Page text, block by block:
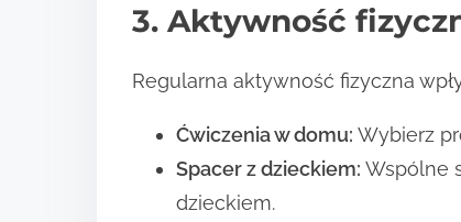
3. Aktywność
Regularna aktywność fizyczna
Ćwiczenia w domu: Wybierz
Spacer z dzieckiem: Wspólne
dzieckiem.